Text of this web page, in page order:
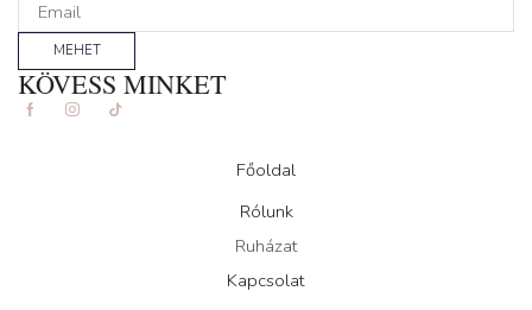
MEHET
KÖVESS MINKET
FacebookInstagram
Tik-
Főoldal
Rólunk
Ruházat
Kapcsolat